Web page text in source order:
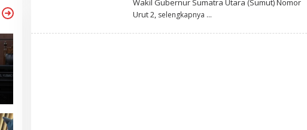
H
D
Wakil Gubernur Sumatra Utara (Sumut) Nomor
Urut 2, selengkapnya